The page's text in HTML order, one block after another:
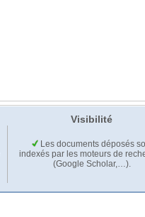
Visibilité
Les documents déposés
indexés par les moteurs de
(Google Scholar,…).